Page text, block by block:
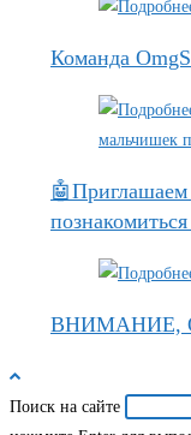
Команда
ВНИМАНИЕ,
Поиск на сайте